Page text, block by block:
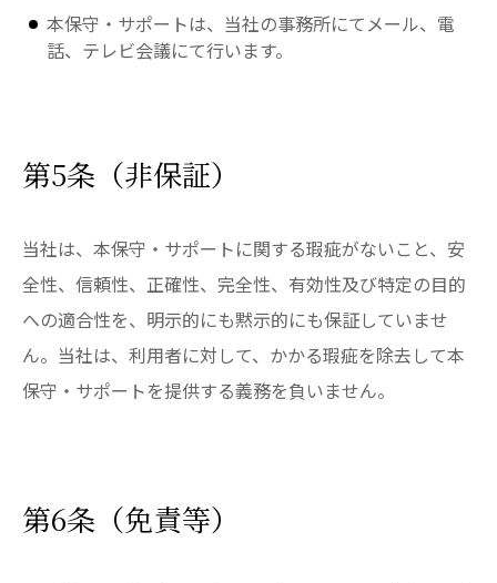
本保守・サポートは、当社の事務所にてメール、電
話、テレビ会議にて行います。
第5条（非保証）
当社は、本保守・サポートに関する瑕疵がないこと、安
全性、信頼性、正確性、完全性、有効性及び特定の目的
への適合性を、明示的にも黙示的にも保証していませ
ん。当社は、利用者に対して、かかる瑕疵を除去して本
保守・サポートを提供する義務を負いません。
第6条（免責等）